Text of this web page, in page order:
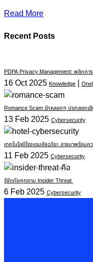
Read More
Recent Posts
PDPA Privacy Management: พลิกกา
16 Oct 2025 Knowledge |
Romance Scam รักหลอกๆ ปอกลอกเ
13 Feb 2025 Cybersecurity
เทคโนโลยีโรงแรมอัจฉริยะ อาจมาพร้อมค
11 Feb 2025 Cybersecurity
รู้จักภัยคุกคาม Insider Threat
6 Feb 2025 Cybersecurity